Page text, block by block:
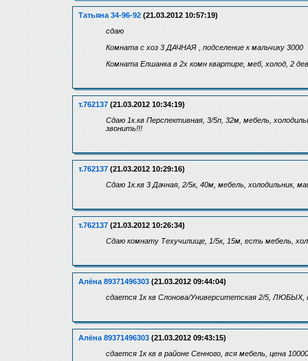
Татьяна 34-96-92 (21.03.2012 10:57:19)
сдаю
Комната с хоз 3 ДАЧНАЯ , подселение к мальчику 3000
Комната Елшанка в 2х комн квартире, меб, холод, 2
т.762137 (21.03.2012 10:34:19)
Сдаю 1к.кв Перспективная, 3/5п, 32м, мебель,
звонить!!!
т.762137 (21.03.2012 10:29:16)
Сдаю 1к.кв 3 Дачная, 2/5к, 40м, мебель, холодильник,
т.762137 (21.03.2012 10:26:34)
Сдаю комнату Техучилище, 1/5к, 15м, есть мебель,
Алёна 89371496303 (21.03.2012 09:44:04)
сдается 1к кв Слонова/Университетская 2/5, ЛЮБЫХ,
Алёна 89371496303 (21.03.2012 09:43:15)
сдается 1к кв в районе Сенного, вся мебель, цена 10000